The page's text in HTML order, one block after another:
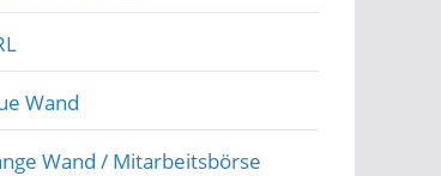
Wand
Wand / Mitarbeitsbörse